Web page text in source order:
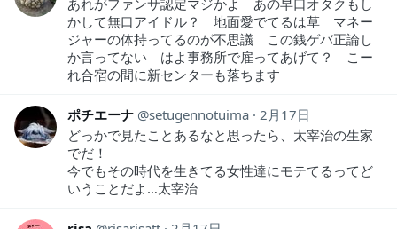
あれがファンサ認定マジかよ あの早口オタクもし
かして無口アイドル？ 地面愛でてるは草 マネー
ジャーの体持ってるのが不思議 この銭ゲバ正論し
か言ってない はよ事務所で雇ってあげて？ こー
れ合宿の間に新センターも落ちます
ポチエーナ setugennotuima 2月17日
どっかで見たことあるなと思ったら、太宰治の生家
でだ！
今でもその時代を生きてる女性達にモテてるってど
いうことだよ…太宰治